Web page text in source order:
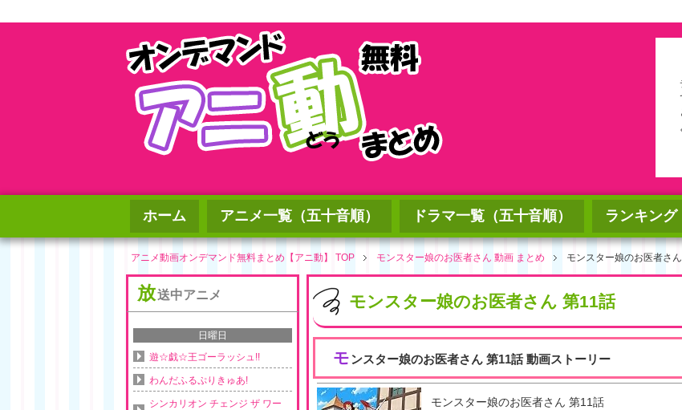
ホーム アニメ一覧（五十音順） ドラマ一覧（五十音順） ランキング
アニメ動画オンデマンド無料まとめ【アニ動】 TOP モンスター娘のお医者さん 動画 まとめ モンスター娘のお医者さ
モンスター娘のお医者さん 第11話
モンスター娘のお医者さん 第11話 動画ストーリー
モンスター娘のお医者さん 第11話
放送中アニメ
日曜日
遊☆戯☆王ゴーラッシュ!!
わんだふるぷりきゅあ!
シンカリオン チェンジ ザ ワー